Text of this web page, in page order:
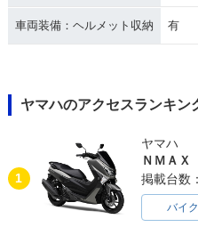
車両装備：ヘルメット収納 有
ヤマハのアクセスランキン
1
ヤマハ
ＮＭＡＸ
掲載台数
バイ